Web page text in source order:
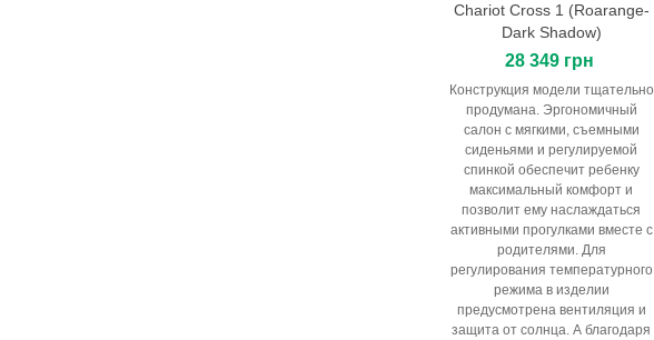
Chariot Cross 1 (Roarange-
Dark Shadow)
28 349 грн
Конструкция модели тщательно
продумана. Эргономичный
салон с мягкими, съемными
сиденьями и регулируемой
спинкой обеспечит ребенку
максимальный комфорт и
позволит ему наслаждаться
активными прогулками вместе с
родителями. Для
регулирования температурного
режима в изделии
предусмотрена вентиляция и
защита от солнца. А благодаря